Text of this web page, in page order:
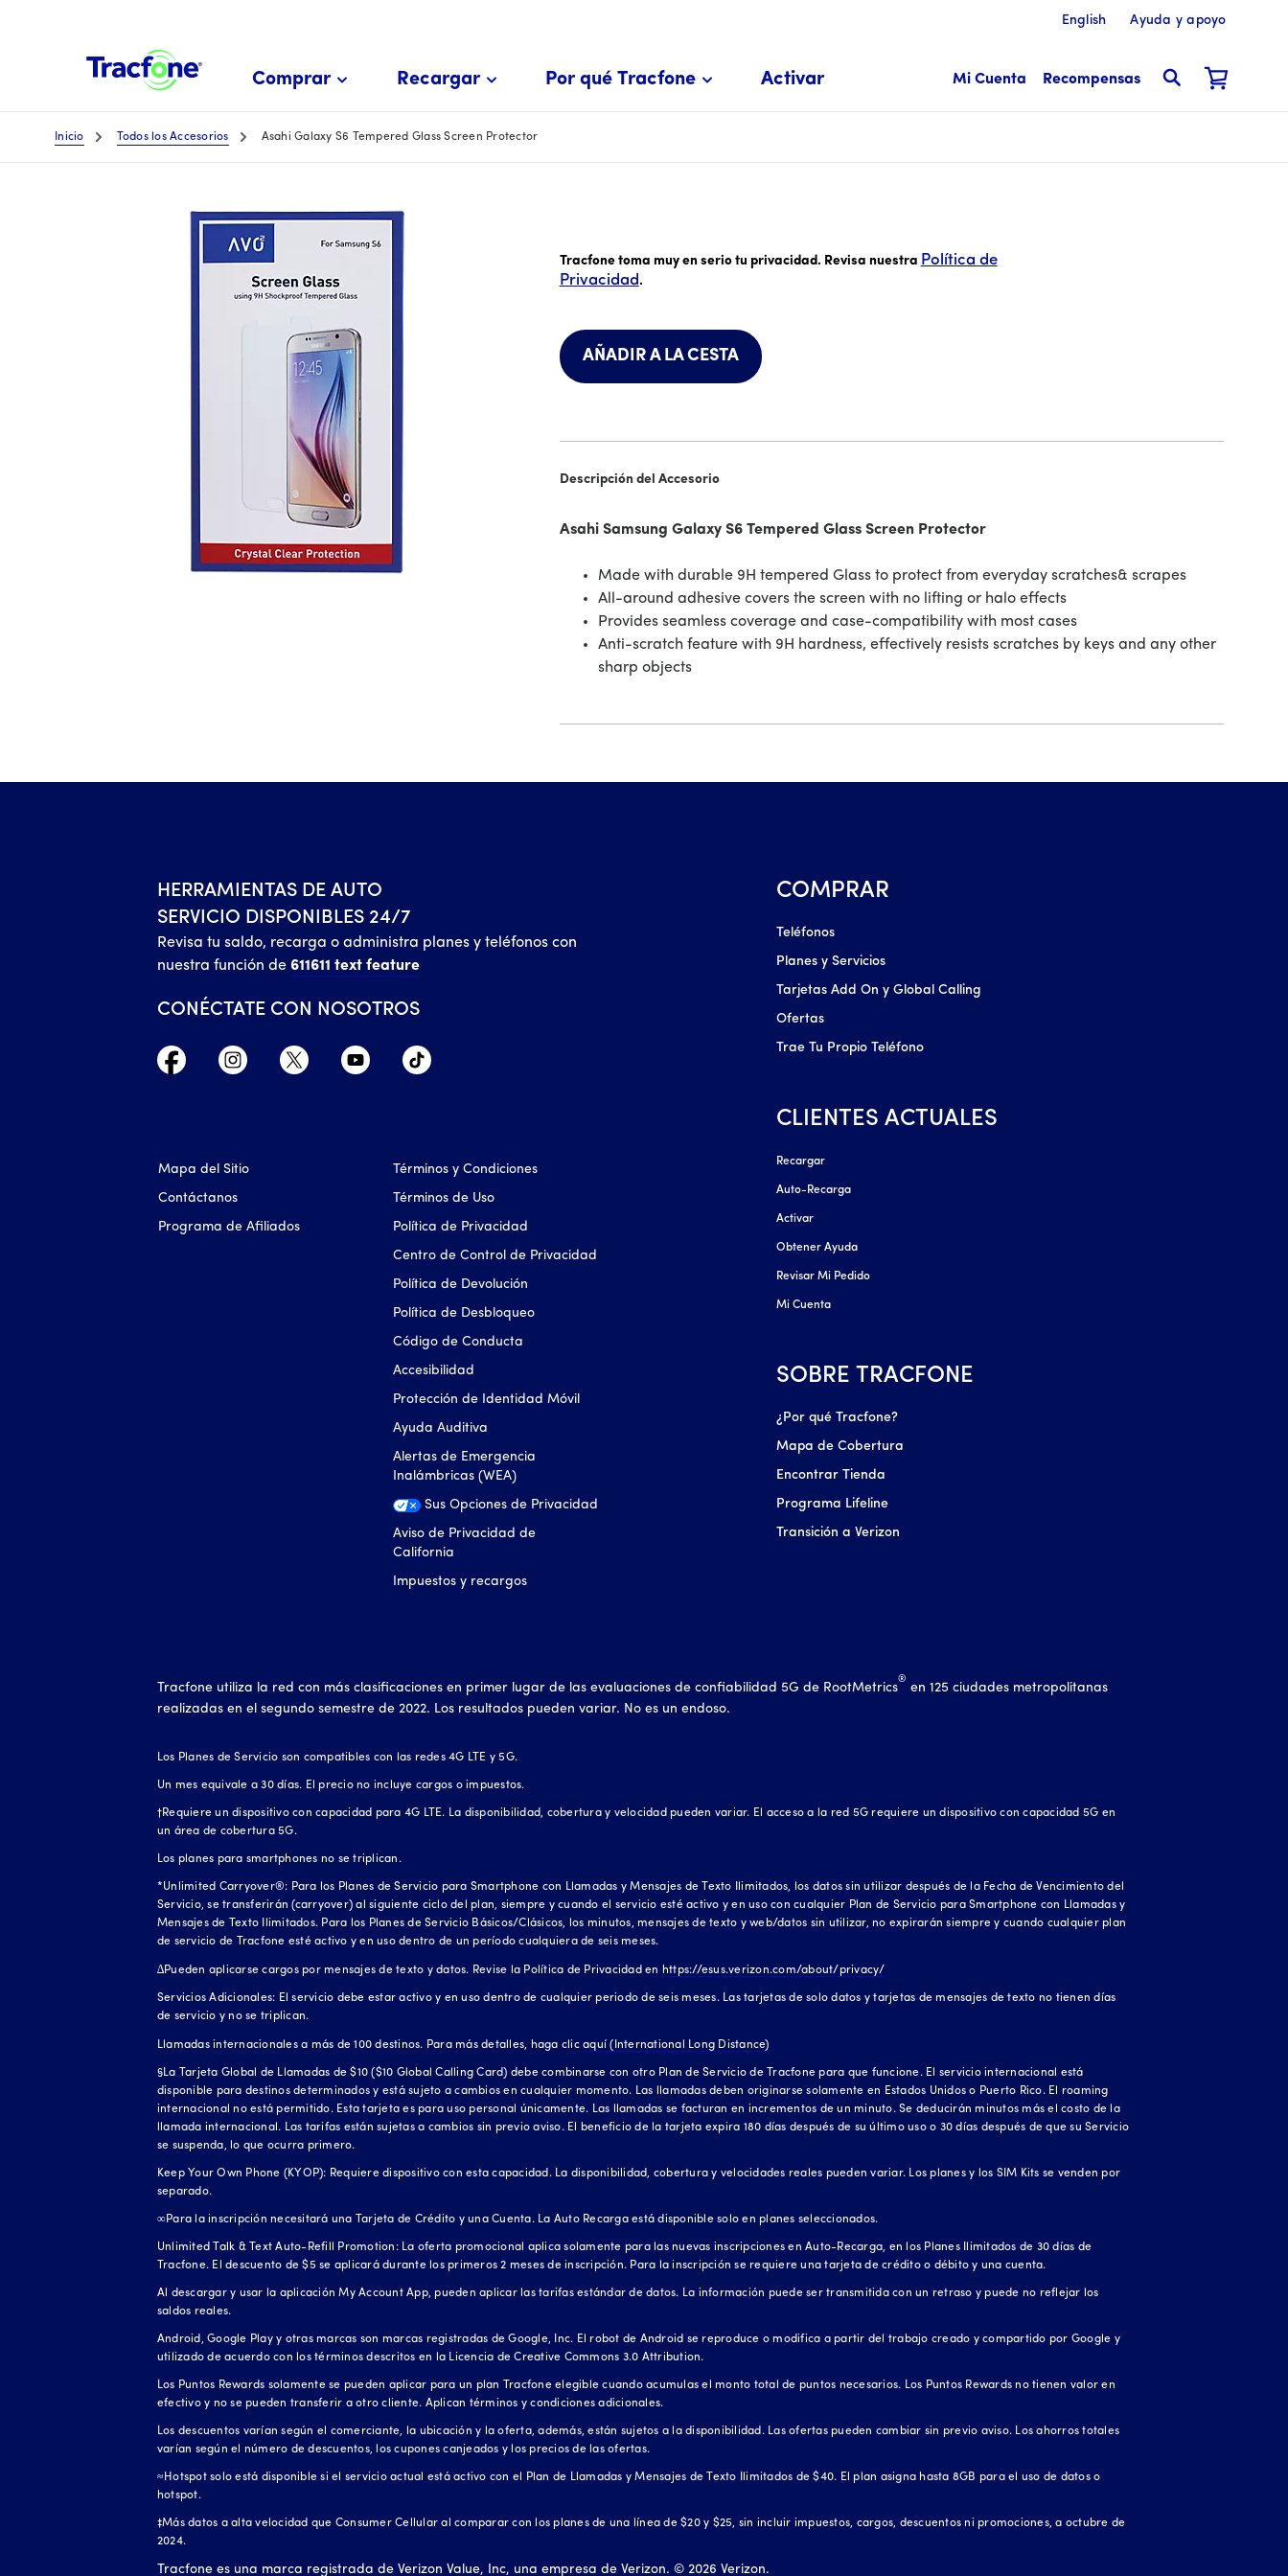
Content
English Ayuda y apoyo
Comprar Recargar Por qué Tracfone Activar Mi Cuenta Recompensas
Inicio Todos los Accesorios Asahi Galaxy S6 Tempered Glass Screen Protector
Tracfone toma muy en serio tu privacidad. Revisa nuestra Política de
Privacidad.
AÑADIR A LA CESTA
Descripción del Accesorio
Asahi Samsung Galaxy S6 Tempered Glass Screen Protector
Made with durable 9H tempered Glass to protect from everyday scratches& scrapes
All-around adhesive covers the screen with no lifting or halo effects
Provides seamless coverage and case-compatibility with most cases
Anti-scratch feature with 9H hardness, effectively resists scratches by keys and any other
sharp objects
HERRAMIENTAS DE AUTO
SERVICIO DISPONIBLES 24/7
Revisa tu saldo, recarga o administra planes y teléfonos con
nuestra función de 611611 text feature
CONÉCTATE CON NOSOTROS
Mapa del Sitio
Contáctanos
Programa de Afiliados
Términos y Condiciones
Términos de Uso
Política de Privacidad
Centro de Control de Privacidad
Política de Devolución
Política de Desbloqueo
Código de Conducta
Accesibilidad
Protección de Identidad Móvil
Ayuda Auditiva
Alertas de Emergencia
Inalámbricas (WEA)
Sus Opciones de Privacidad
Aviso de Privacidad de
California
Impuestos y recargos
COMPRAR
Teléfonos
Planes y Servicios
Tarjetas Add On y Global Calling
Ofertas
Trae Tu Propio Teléfono
CLIENTES ACTUALES
Recargar
Auto-Recarga
Activar
Obtener Ayuda
Revisar Mi Pedido
Mi Cuenta
SOBRE TRACFONE
¿Por qué Tracfone?
Mapa de Cobertura
Encontrar Tienda
Programa Lifeline
Transición a Verizon
Tracfone utiliza la red con más clasificaciones en primer lugar de las evaluaciones de confiabilidad 5G de RootMetrics
®
en 125 ciudades metropolitanas
realizadas en el segundo semestre de 2022. Los resultados pueden variar. No es un endoso.
Los Planes de Servicio son compatibles con las redes 4G LTE y 5G.
Un mes equivale a 30 días. El precio no incluye cargos o impuestos.
†Requiere un dispositivo con capacidad para 4G LTE. La disponibilidad, cobertura y velocidad pueden variar. El acceso a la red 5G requiere un dispositivo con capacidad 5G en
un área de cobertura 5G.
Los planes para smartphones no se triplican.
*Unlimited Carryover®: Para los Planes de Servicio para Smartphone con Llamadas y Mensajes de Texto Ilimitados, los datos sin utilizar después de la Fecha de Vencimiento del
Servicio, se transferirán (carryover) al siguiente ciclo del plan, siempre y cuando el servicio esté activo y en uso con cualquier Plan de Servicio para Smartphone con Llamadas y
Mensajes de Texto Ilimitados. Para los Planes de Servicio Básicos/Clásicos, los minutos, mensajes de texto y web/datos sin utilizar, no expirarán siempre y cuando cualquier plan
de servicio de Tracfone esté activo y en uso dentro de un período cualquiera de seis meses.
∆Pueden aplicarse cargos por mensajes de texto y datos. Revise la Política de Privacidad en https://esus.verizon.com/about/privacy/
Servicios Adicionales: El servicio debe estar activo y en uso dentro de cualquier periodo de seis meses. Las tarjetas de solo datos y tarjetas de mensajes de texto no tienen días
de servicio y no se triplican.
Llamadas internacionales a más de 100 destinos. Para más detalles, haga clicaquí (International Long Distance)
§La Tarjeta Global de Llamadas de $10 ($10 Global Calling Card) debe combinarse con otro Plan de Servicio de Tracfone para que funcione. El servicio internacional está
disponible para destinos determinados y está sujeto a cambios en cualquier momento. Las llamadas deben originarse solamente en Estados Unidos o Puerto Rico. El roaming
internacional no está permitido. Esta tarjeta es para uso personal únicamente. Las llamadas se facturan en incrementos de un minuto. Se deducirán minutos más el costo de la
llamada internacional. Las tarifas están sujetas a cambios sin previo aviso. El beneficio de la tarjeta expira 180 días después de su último uso o 30 días después de que su Servicio
se suspenda, lo que ocurra primero.
Keep Your Own Phone (KYOP): Requiere dispositivo con esta capacidad. La disponibilidad, cobertura y velocidades reales pueden variar. Los planes y los SIM Kits se venden por
separado.
∞Para la inscripción necesitará una Tarjeta de Crédito y una Cuenta. La Auto Recarga está disponible solo en planes seleccionados.
Unlimited Talk & Text Auto-Refill Promotion: La oferta promocional aplica solamente para las nuevas inscripciones en Auto-Recarga, en los Planes Ilimitados de 30 días de
Tracfone. El descuento de $5 se aplicará durante los primeros 2 meses de inscripción. Para la inscripción se requiere una tarjeta de crédito o débito y una cuenta.
Al descargar y usar la aplicación My Account App, pueden aplicar las tarifas estándar de datos. La información puede ser transmitida con un retraso y puede no reflejar los
saldos reales.
Android, Google Play y otras marcas son marcas registradas de Google, Inc. El robot de Android se reproduce o modifica a partir del trabajo creado y compartido por Google y
utilizado de acuerdo con los términos descritos en la Licencia de Creative Commons 3.0 Attribution.
Los Puntos Rewards solamente se pueden aplicar para un plan Tracfone elegible cuando acumulas el monto total de puntos necesarios. Los Puntos Rewards no tienen valor en
efectivo y no se pueden transferir a otro cliente. Aplican términos y condiciones adicionales.
Los descuentos varían según el comerciante, la ubicación y la oferta, además, están sujetos a la disponibilidad. Las ofertas pueden cambiar sin previo aviso. Los ahorros totales
varían según el número de descuentos, los cupones canjeados y los precios de las ofertas.
≈Hotspot solo está disponible si el servicio actual está activo con el Plan de Llamadas y Mensajes de Texto Ilimitados de $40. El plan asigna hasta 8GB para el uso de datos o
hotspot.
‡Más datos a alta velocidad que Consumer Cellular al comparar con los planes de una línea de $20 y $25, sin incluir impuestos, cargos, descuentos ni promociones, a octubre de
2024.
Tracfone es una marca registrada de Verizon Value, Inc, una empresa de Verizon. © 2026 Verizon.